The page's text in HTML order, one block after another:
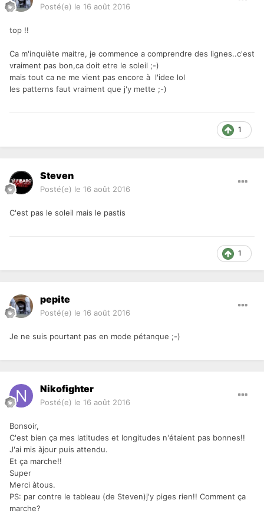
Posté(e) le 16 août 2016
top !!
Ca m'inquiète maitre, je commence a comprendre des lignes..c'est
vraiment pas bon,ca doit etre le soleil ;-)
mais tout ca ne me vient pas encore à l'idee lol
les patterns faut vraiment que j'y mette ;-)
1
Steven
Posté(e) le 16 août 2016
C'est pas le soleil mais le pastis
1
pepite
Posté(e) le 16 août 2016
Je ne suis pourtant pas en mode pétanque ;-)
Nikofighter
Posté(e) le 16 août 2016
Bonsoir,
C'est bien ça mes latitudes et longitudes n'étaient pas bonnes!!
J'ai mis àjour puis attendu.
Et ça marche!!
Super
Merci àtous.
PS: par contre le tableau (de Steven)j'y piges rien!! Comment ça
marche?